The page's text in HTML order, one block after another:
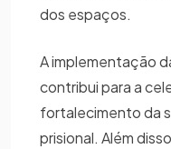
dos espaços.
A implementação
contribui para a
fortalecimento da
prisional. Além